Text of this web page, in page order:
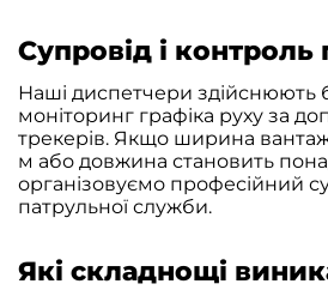
Супровід і контроль
Наші диспетчери здійснюють
моніторинг графіка руху за
трекерів. Якщо ширина
м або довжина становить
організовуємо професійний
патрульної служби.
Які складнощі